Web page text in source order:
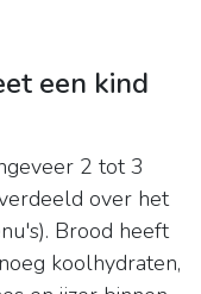
een kind
2 tot 3
over het
Brood heeft
koolhydraten,